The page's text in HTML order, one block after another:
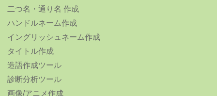
二つ名・通り名 作成
ハンドルネーム作成
イングリッシュネーム作成
タイトル作成
造語作成ツール
診断分析ツール
画像/アニメ作成